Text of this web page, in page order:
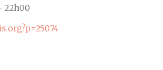
22h00